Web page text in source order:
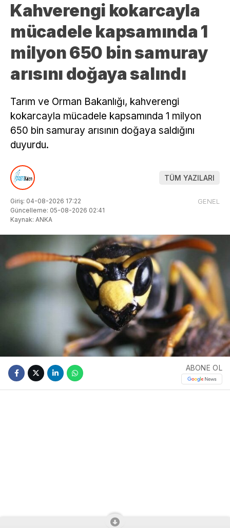
Kahverengi kokarcayla
mücadele kapsamında 1
milyon 650 bin samuray
arısını doğaya salındı
Tarım ve Orman Bakanlığı, kahverengi
kokarcayla mücadele kapsamında 1 milyon
650 bin samuray arısının doğaya saldığını
duyurdu.
TÜM YAZILARI
Giriş: 04-08-2026 17:22
Güncelleme: 05-08-2026 02:41
Kaynak: ANKA
GENEL
ABONE OL